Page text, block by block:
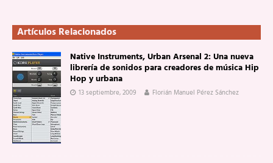
Artículos Relacionados
Native Instruments, Urban Arsenal 2: Una nueva
librería de sonidos para creadores de música Hip
Hop y urbana
13 septiembre, 2009 Florián Manuel Pérez Sánchez